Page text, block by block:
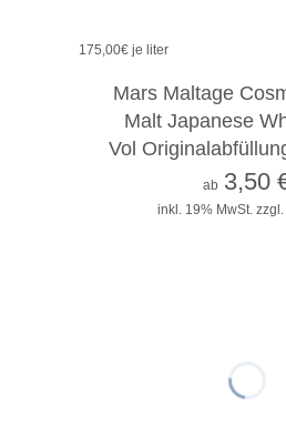
175,00€ je liter
Mars Maltage
Malt Japanese
Vol
inkl. 19% MwSt. zzgl.
ab 3,50